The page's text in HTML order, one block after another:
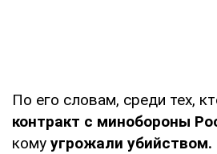
По его словам, среди тех,
контракт с минобороны
кому угрожали убийством.